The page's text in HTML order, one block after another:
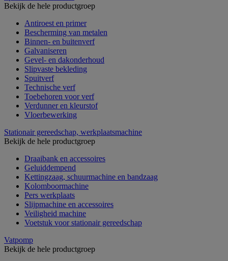
Bekijk de hele productgroep
Antiroest en primer
Bescherming van metalen
Binnen- en buitenverf
Galvaniseren
Gevel- en dakonderhoud
Slipvaste bekleding
Spuitverf
Technische verf
Toebehoren voor verf
Verdunner en kleurstof
Vloerbewerking
Stationair gereedschap, werkplaatsmachine
Bekijk de hele productgroep
Draaibank en accessoires
Geluiddempend
Kettingzaag, schuurmachine en bandzaag
Kolomboormachine
Pers werkplaats
Slijpmachine en accessoires
Veiligheid machine
Voetstuk voor stationair gereedschap
Vatpomp
Bekijk de hele productgroep